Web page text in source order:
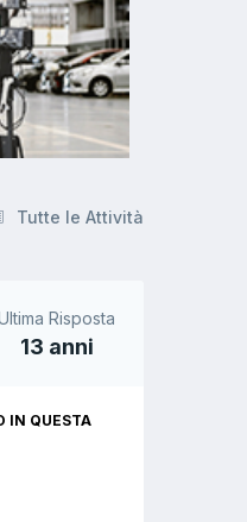
Tutte le Attività
Risposta
13 anni
IN QUESTA